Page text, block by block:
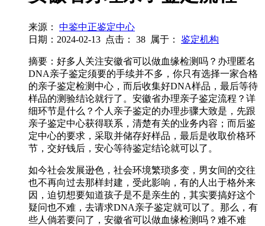
来源：
中鉴中正鉴定中心
日期：2024-02-13 点击： 38 属于： 鉴定机构
摘要：好多人关注安徽省可以做血缘检测吗？办理匿名
DNA亲子鉴定须要的手续并不多，你只有选择一家合格
的亲子鉴定检测中心，而后收集好DNA样品，最后等待
样品的测验结论就行了。安徽省办理亲子鉴定流程？详
细环节是什么？个人亲子鉴定的办理步骤大致是，先跟
亲子鉴定中心获得联系，清楚有关的业务内容；而后鉴
定中心的要求，采取并储存好样品，最后是收取价格环
节，交好钱后，安心等待鉴定结论就可以了。
如今社会发展逊色，社会环境繁琐多变，男女间的交往
也不再向过去那样封建，受此影响，有的人出于格外来
因，迫切想要知道孩子是不是亲生的，其实要搞好这个
疑问也不难，去请求DNA亲子鉴定就可以了。那么，有
些人倘若要问了，安徽省可以做血缘检测吗？难不难